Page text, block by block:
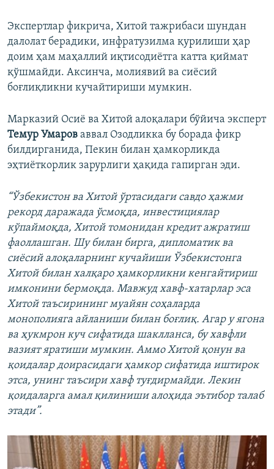
Экспертлар фикрича, Хитой тажрибаси шундан
далолат берадики, инфратузилма қурилиши ҳар
доим ҳам маҳаллий иқтисодиётга катта қиймат
қўшмайди. Аксинча, молиявий ва сиёсий
боғлиқликни кучайтириши мумкин.
Марказий Осиё ва Хитой алоқалари бўйича эксперт
Темур Умаров аввал Озодликка бу борада фикр
билдирганида, Пекин билан ҳамкорликда
эҳтиёткорлик зарурлиги ҳақида гапирган эди.
“Ўзбекистон ва Хитой ўртасидаги савдо ҳажми
рекорд даражада ўсмоқда, инвестициялар
кўпаймоқда, Хитой томонидан кредит ажратиш
фаоллашган. Шу билан бирга, дипломатик ва
сиёсий алоқаларнинг кучайиши Ўзбекистонга
Хитой билан халқаро ҳамкорликни кенгайтириш
имконини бермоқда. Мавжуд хавф-хатарлар эса
Хитой таъсирининг муайян соҳаларда
монополияга айланиши билан боғлиқ. Агар у ягона
ва ҳукмрон куч сифатида шаклланса, бу хавфли
вазият яратиши мумкин. Аммо Хитой қонун ва
қоидалар доирасидаги ҳамкор сифатида иштирок
этса, унинг таъсири хавф туғдирмайди. Лекин
қоидаларга амал қилиниши алоҳида эътибор талаб
этади”.